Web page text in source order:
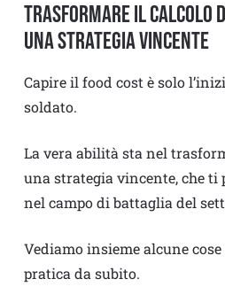
Trasformare il calcolo
una strategia vincente
Capire il food cost è solo
soldato.
La vera abilità sta nel
una strategia vincente, che ti
nel campo di battaglia del
Vediamo insieme alcune
pratica da subito.